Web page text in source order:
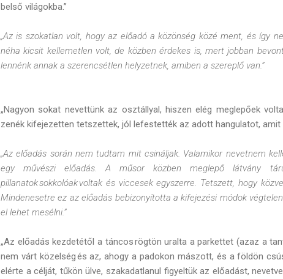
belső világokba.”
„Az is szokatlan volt, hogy az előadó a közönség közé ment, és így
néha kicsit kellemetlen volt, de közben érdekes is, mert jobban
lennénk annak a szerencsétlen helyzetnek, amiben a szereplő van.”
„Nagyon sokat nevettünk az osztállyal, hiszen elég meglepőek
zenék kifejezetten tetszettek, jól lefestették az adott hangulatot, amit
„Az előadás során nem tudtam mit csináljak. Valamikor nevetnem
egy művészi előadás. A műsor közben meglepő látvány
pillanatok sokkolóak voltak és viccesek egyszerre. Tetszett, hogy
Mindenesetre ez az előadás bebizonyította a kifejezési módok
el lehet mesélni.”
„Az előadás kezdetétől a táncos rögtön uralta a parkettet (azaz a
nem várt közelség és az, ahogy a padokon mászott, és a földön
elérte a célját, tűkön ülve, szakadatlanul figyeltük az előadást,